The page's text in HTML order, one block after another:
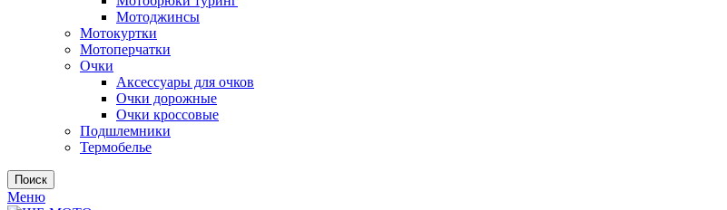
Мотоджинсы
Мотокуртки
Мотоперчатки
Очки
Аксессуары для очков
Очки дорожные
Очки кроссовые
Подшлемники
Термобелье
Поиск
Меню